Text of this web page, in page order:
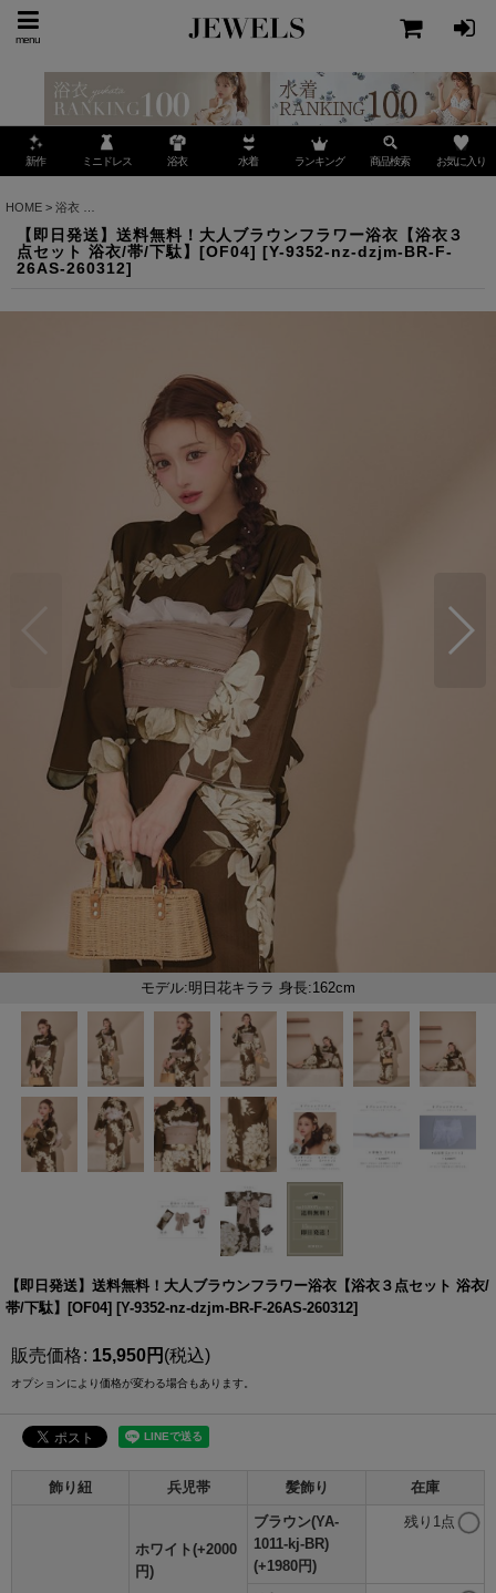
menu
新作 ミニドレス 浴衣 水着 ランキング 商品検索 お気に入り
HOME > 浴衣
【即日発送】送料無料！大人ブラウンフラワー浴衣【浴衣３
点セット 浴衣/帯/下駄】[OF04] [Y-9352-nz-dzjm-BR-F-
26AS-260312]
【即日発送】送料無料！大人ブラウンフラワー浴衣【浴衣３点セット 浴衣/
帯/下駄】[OF04] [Y-9352-nz-dzjm-BR-F-26AS-260312]
販売価格: 15,950円 (税込)
オプションにより価格が変わる場合もあります。
飾り紐 兵児帯 髪飾り 在庫
ホワイト(+2000
円)
ブラウン(YA-
1011-kj-BR)
(+1980円)
残り1点